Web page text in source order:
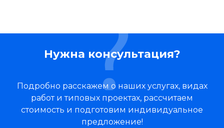
Нужна консультация?
Подробно расскажем о наших услугах, видах
работ и типовых проектах, рассчитаем
стоимость и подготовим индивидуальное
предложение!